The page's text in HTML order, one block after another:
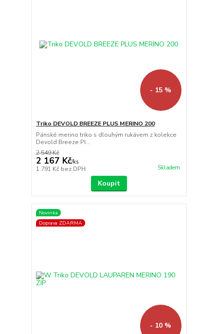
- 15 %
Triko DEVOLD BREEZE PLUS MERINO 200
Pánské merino triko s dlouhým rukávem z kolekce
Devold Breeze Pl...
2 549 Kč
2 167 Kč/ks
1 791 Kč bez DPH Skladem
Koupit
Novinka
Doprava ZDARMA
- 10 %